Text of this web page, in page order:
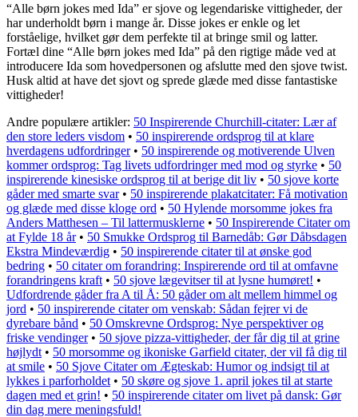
“Alle børn jokes med Ida” er sjove og legendariske vittigheder, der
har underholdt børn i mange år. Disse jokes er enkle og let
forståelige, hvilket gør dem perfekte til at bringe smil og latter.
Fortæl dine “Alle børn jokes med Ida” på den rigtige måde ved at
introducere Ida som hovedpersonen og afslutte med den sjove twist.
Husk altid at have det sjovt og sprede glæde med disse fantastiske
vittigheder!
Andre populære artikler: 50 Inspirerende Churchill-citater: Lær af
den store leders visdom • 50 inspirerende ordsprog til at klare
hverdagens udfordringer• 50 inspirerende og motiverende Ulven
kommer ordsprog: Tag livets udfordringer med mod og styrke • 50
inspirerende kinesiske ordsprog til at berige dit liv • 50 sjove korte
gåder med smarte svar• 50 inspirerende plakatcitater: Få motivation
og glæde med disse kloge ord • 50 Hylende morsomme jokes fra
Anders Matthesen – Til lattermusklerne • 50 Inspirerende Citater om
at Fylde 18 år• 50 Smukke Ordsprog til Barnedåb: Gør Dåbsdagen
Ekstra Mindeværdig • 50 inspirerende citater til at ønske god
bedring • 50 citater om forandring: Inspirerende ord til at omfavne
forandringens kraft • 50 sjove lægevitser til at lysne humøret! •
Udfordrende gåder fra A til Å: 50 gåder om alt mellem himmel og
jord • 50 inspirerende citater om venskab: Sådan fejrer vi de
dyrebare bånd • 50 Omskrevne Ordsprog: Nye perspektiver og
friske vendinger• 50 sjove pizza-vittigheder, der får dig til at grine
højlydt • 50 morsomme og ikoniske Garfield citater, der vil få dig til
at smile • 50 Sjove Citater om Ægteskab: Humor og indsigt til at
lykkes i parforholdet • 50 skøre og sjove 1. april jokes til at starte
dagen med et grin! • 50 inspirerende citater om livet på dansk: Gør
din dag mere meningsfuld!